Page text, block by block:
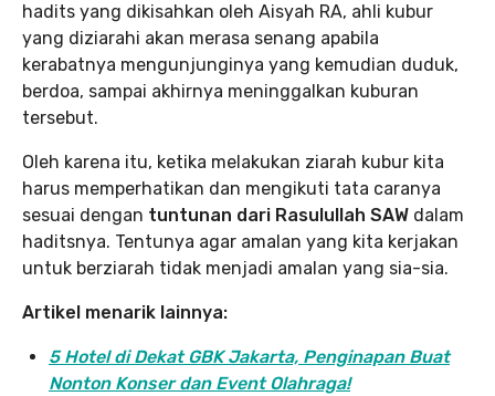
hadits yang dikisahkan oleh Aisyah RA, ahli kubur
yang diziarahi akan merasa senang apabila
kerabatnya mengunjunginya yang kemudian duduk,
berdoa, sampai akhirnya meninggalkan kuburan
tersebut.
Oleh karena itu, ketika melakukan ziarah kubur kita
harus memperhatikan dan mengikuti tata caranya
sesuai dengan tuntunan dari Rasulullah SAW dalam
haditsnya. Tentunya agar amalan yang kita kerjakan
untuk berziarah tidak menjadi amalan yang sia-sia.
Artikel menarik lainnya:
5 Hotel di Dekat GBK Jakarta, Penginapan Buat
Nonton Konser dan Event Olahraga!